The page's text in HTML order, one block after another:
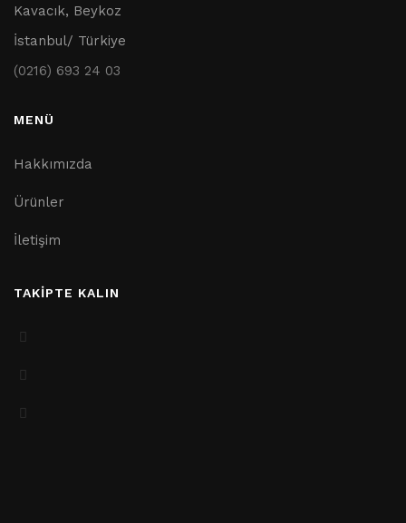
Kavacık, Beykoz
İstanbul/ Türkiye
(0216) 693 24 03
MENÜ
Hakkımızda
Ürünler
İletişim
TAKİPTE KALIN